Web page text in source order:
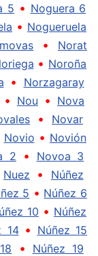
5 • Noguera 6
• Nogueruela
• Norat
• Noroña
• Norzagaray
• Nou • Nova
• Novar
Novio • Novión
2 • Novoa 3
Nuez • Núñez
5 • Núñez 6
10 • Núñez
14• Núñez 15
• Núñez 19